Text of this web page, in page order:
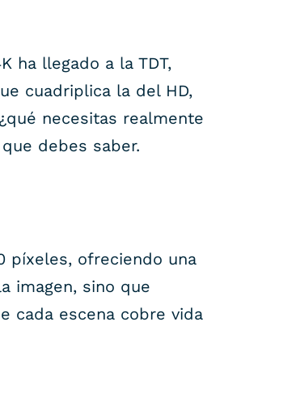
ha llegado a la TDT,
cuadriplica la del HD,
necesitas realmente
debes saber.
píxeles, ofreciendo una
imagen, sino que
cada escena cobre vida